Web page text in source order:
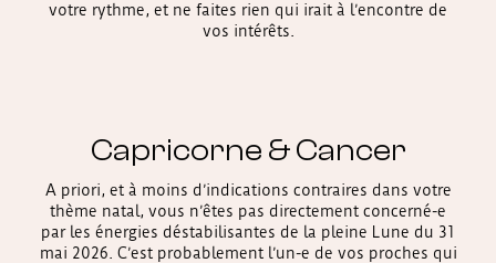
votre rythme, et ne faites rien qui irait à l’encontre de
vos intérêts.
Capricorne & Cancer
A priori, et à moins d’indications contraires dans votre
thème natal, vous n’êtes pas directement concerné-e
par les énergies déstabilisantes de la pleine Lune du 31
mai 2026. C’est probablement l’un-e de vos proches qui